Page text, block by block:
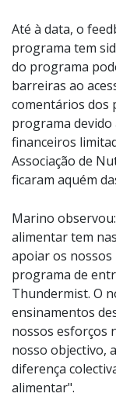
Até à data, o
programa tem
do programa
barreiras ao
comentários dos
programa
financeiros
Associação de
ficaram aquém
Marino
alimentar tem
apoiar os nossos
programa de
Thundermist. O
ensinamentos
nossos esforços
nosso objectivo,
diferença
alimentar".